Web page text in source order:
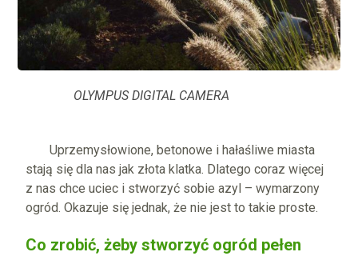
OLYMPUS DIGITAL CAMERA
Uprzemysłowione, betonowe i hałaśliwe miasta
stają się dla nas jak złota klatka. Dlatego coraz więcej
z nas chce uciec i stworzyć sobie azyl – wymarzony
ogród. Okazuje się jednak, że nie jest to takie proste.
Co zrobić, żeby stworzyć ogród pełen